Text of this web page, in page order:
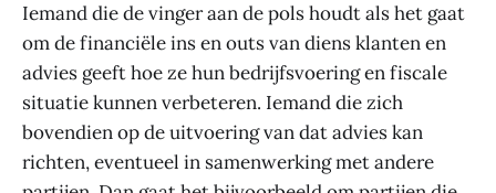
Iemand die de vinger aan de pols houdt als het gaat
om de financiële ins en outs van diens klanten en
advies geeft hoe ze hun bedrijfsvoering en fiscale
situatie kunnen verbeteren. Iemand die zich
bovendien op de uitvoering van dat advies kan
richten, eventueel in samenwerking met andere